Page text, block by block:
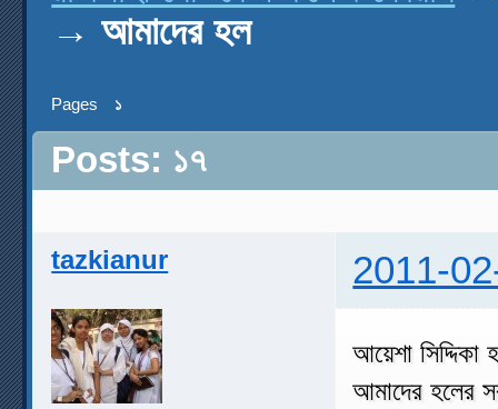
→আমাদের হল
Pages ১
Posts: ১৭
tazkianur 2011-
আয়েশা
আমাদের হলের